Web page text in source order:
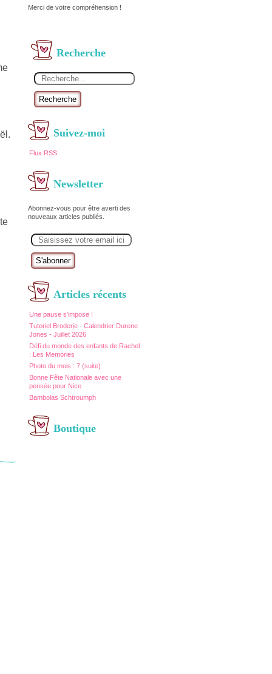
Merci de votre compréhension !
Recherche
Recherche
Suivez-moi
Flux RSS
Newsletter
Abonnez-vous pour être averti des
nouveaux articles publiés.
m
Articles récents
Une pause s'impose !
Tutoriel Broderie - Calendrier Durene
Jones - Juillet 2026
Défi du monde des enfants de Rachel
: Les Memories
Photo du mois : 7 (suite)
Bonne Fête Nationale avec une
pensée pour Nice
Bambolas Schtroumph
Boutique